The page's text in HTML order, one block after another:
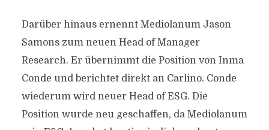
Darüber hinaus ernennt Mediolanum Jason
Samons zum neuen Head of Manager
Research. Er übernimmt die Position von Inma
Conde und berichtet direkt an Carlino. Conde
wiederum wird neuer Head of ESG. Die
Position wurde neu geschaffen, da Mediolanum